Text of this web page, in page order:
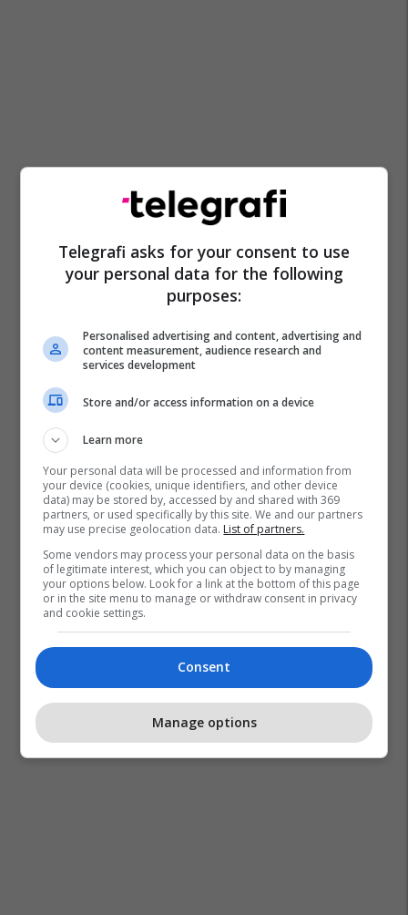
Telegrafi asks for your consent to use
your personal data for the following
purposes:
Personalised advertising and content, advertising and
content measurement, audience research and
services development
Store and/or access information on a device
Learn more
Your personal data will be processed and information from
your device (cookies, unique identifiers, and other device
data) may be stored by, accessed by and shared with 369
partners, or used specifically by this site. We and our partners
may use precise geolocation data. List of partners.
Some vendors may process your personal data on the basis
of legitimate interest, which you can object to by managing
your options below. Look for a link at the bottom of this page
or in the site menu to manage or withdraw consent in privacy
and cookie settings.
Consent
Manage options